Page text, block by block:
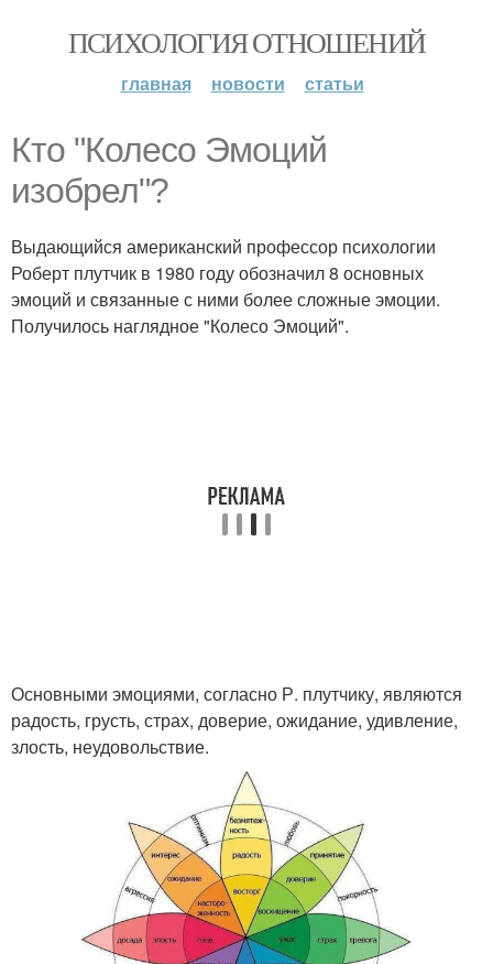
ПСИХОЛОГИЯ ОТНОШЕНИЙ
главная новости статьи
Кто "Колесо Эмоций
изобрел"?
Выдающийся американский профессор психологии
Роберт плутчик в 1980 году обозначил 8 основных
эмоций и связанные с ними более сложные эмоции.
Получилось наглядное "Колесо Эмоций".
Основными эмоциями, согласно Р. плутчику, являются
радость, грусть, страх, доверие, ожидание, удивление,
злость, неудовольствие.